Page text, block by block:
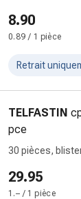
8.90
0.89 / 1 pièce
Retrait
TELFASTIN
pce
30 pièces,
29.95
1.– / 1 pièce